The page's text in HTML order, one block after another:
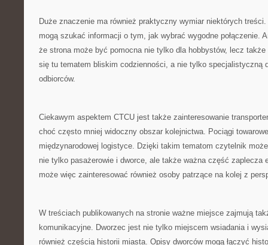
Duże znaczenie ma również praktyczny wymiar niektórych
mogą szukać informacji o tym, jak wybrać wygodne połączenie.
że strona może być pomocna nie tylko dla hobbystów, lecz
się tu tematem bliskim codzienności, a nie tylko specjalistyczną
odbiorców.
Ciekawym aspektem CTCU jest także zainteresowanie
choć często mniej widoczny obszar kolejnictwa. Pociągi
międzynarodowej logistyce. Dzięki takim tematom czytelnik
nie tylko pasażerowie i dworce, ale także ważna część zaplecza
może więc zainteresować również osoby patrzące na kolej z
W treściach publikowanych na stronie ważne miejsce zajmują
komunikacyjne. Dworzec jest nie tylko miejscem wsiadania i
również częścią historii miasta. Opisy dworców mogą łączyć